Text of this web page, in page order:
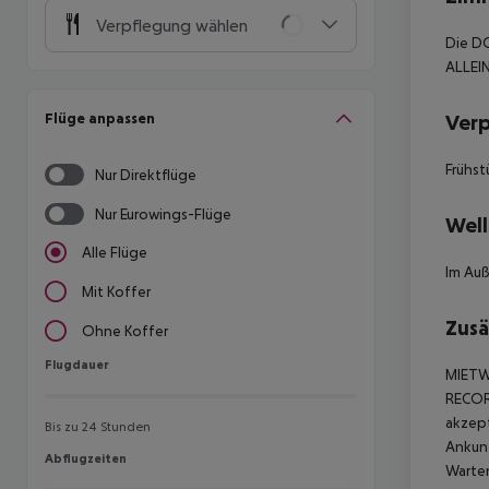
Verpflegung wählen
Flüge anpassen
Nur Direktflüge
Nur Eurowings-Flüge
Alle Flüge
Mit Koffer
Ohne Koffer
Flugdauer
Flugdauer
Bis zu 24 Stunden
Abflugzeiten
Abflugzeiten
Die
Im